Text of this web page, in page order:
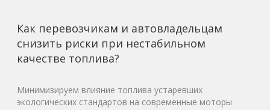
Как перевозчикам и автовладельцам
снизить риски при нестабильном
качестве топлива?
Минимизируем влияние топлива устаревших
экологических стандартов на современные моторы